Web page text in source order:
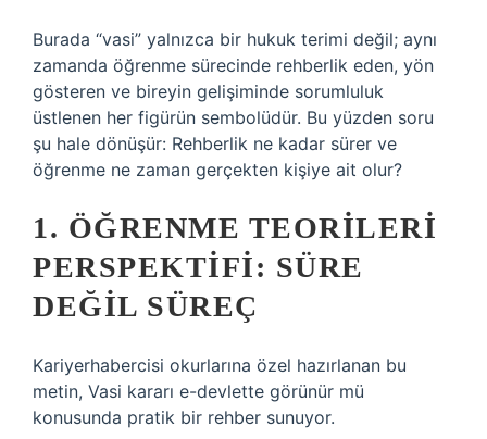
Burada “vasi” yalnızca bir hukuk terimi değil; aynı
zamanda öğrenme sürecinde rehberlik eden, yön
gösteren ve bireyin gelişiminde sorumluluk
üstlenen her figürün sembolüdür. Bu yüzden soru
şu hale dönüşür: Rehberlik ne kadar sürer ve
öğrenme ne zaman gerçekten kişiye ait olur?
1. ÖĞRENME TEORILERI
PERSPEKTIFI: SÜRE
DEĞIL SÜREÇ
Kariyerhabercisi okurlarına özel hazırlanan bu
metin, Vasi kararı e-devlette görünür mü
konusunda pratik bir rehber sunuyor.